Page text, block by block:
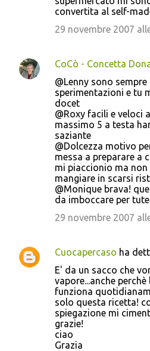
convertita al self-
29 novembre 2007
CoCò - Concetta
@Lenny sono
sperimentazioni e tu
docet
@Roxy facili e veloci
massimo 5 a testa
saziante
@Dolcezza motivo
messa a preparare a
mi piaccionio ma
mangiare in scarsi
@Monique brava!
da imboccare per
29 novembre 2007
Cuocapercaso ha
E' da un sacco che
vapore...anche
funziona
solo questa ricetta!
spiegazione mi
grazie!
ciao
Grazia